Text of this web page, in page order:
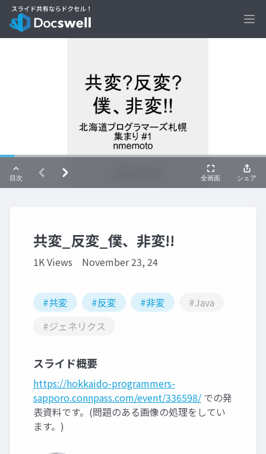
共変_反変_僕、非変!!
1K Views November 23, 24
#共変 #反変 #非変
#Java
#ジェネリクス
スライド概要
https://hokkaido-programmers-
sapporo.connpass.com/event/336598/ での発
表資料です。(問題のある画像の処理をしてい
ます。)